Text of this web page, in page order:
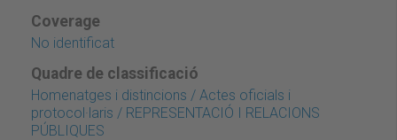
Coverage
No identificat
Quadre de classificació
Homenatges i distincions / Actes oficials i
protocol·laris / REPRESENTACIÓ I RELACIONS
PÚBLIQUES